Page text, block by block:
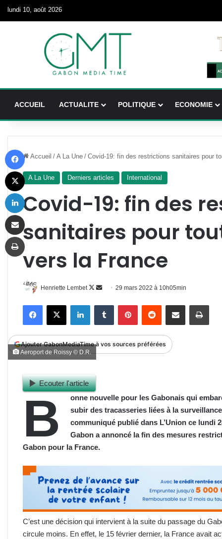
lundi 10, août 2026
ACCUEIL ACTUALITE POLITIQUE ECONOMIE
Accueil / A La Une / Covid-19: fin des restrictions sanitaires pour
A La Une Derniers articles International
Covid-19: fin des
sanitaires pour
vers la France
Henriette Lembet
Follow
Envoyer
courriel
29 mars 2022 à 10h05min
FacebookX LinkedinTumblr PinterestReddit Partager par email
Ajouter GabonMediaTime à vos sources préférées
Aeroport de Roissy © D.R.
Ecouter l'article
B
onne nouvelle pour les Gabonais qui
subir des tracasseries liées à la
communiqué publié dans L’Union ce lundi
Gabon a annoncé la fin des mesures
Gabon pour la France.
C’est une décision qui intervient à la suite du passage du
circule moins. En effet, le 15 février dernier, la France avait
X
Imprimer